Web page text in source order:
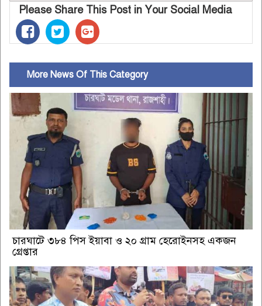
Please Share This Post in Your Social Media
More News Of This Category
চারঘাটে ৩৮৪ পিস ইয়াবা ও ২০ গ্রাম হেরোইনসহ একজন
গ্রেপ্তার